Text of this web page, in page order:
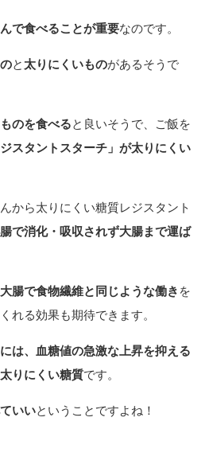
で食べることが重要なのです。
と 太りにくいものがあるそうで
のを食べる と良いそうで、ご飯を
ジスタントスターチ」が太りにくい
から太りにくい糖質レジスタント
で消化・吸収されず大腸まで運ば
腸で食物繊維と同じような働き を
れる効果も期待できます。
は、血糖値の急激な上昇を抑える
太りにくい糖質です。
いいということですよね！